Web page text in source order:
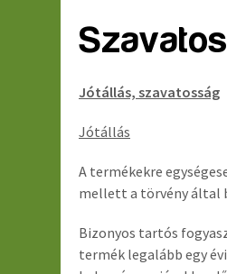
Jótállás, szavatosság
Jótállás
A termékekre
mellett a törvény által
Bizonyos tartós
termék legalább egy